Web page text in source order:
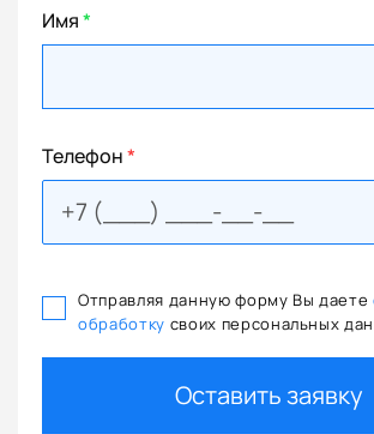
Имя*
Телефон*
Отправляя данную форму Вы даете
обработку своих персональных
Оставить заявку